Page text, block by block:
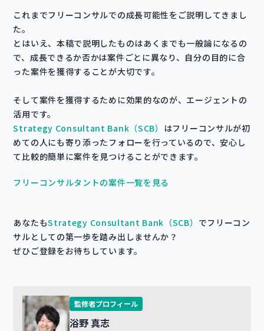
これまでフリーコンサルでの成長可能性をご説明してきまし
た。
とはいえ、本稿で説明したものはあくまでも一般論になるの
で、成長できるか否かは案件ごとに異なり、自分の目的に合
った案件を獲得することが大切です。
そして案件を獲得するために効果的なのが、エージェントの
活用です。
Strategy Consultant Bank（SCB） はフリーコンサルが初
めての人にも寄り添ったフォローを行っているので、安心し
て比較的簡単に案件を見つけることができます。
フリーコンサルタントの案件一覧を見る
あなたもStrategy Consultant Bank（SCB） でフリーコン
サルとしての第一歩を踏み出しませんか？
ぜひご登録をお待ちしています。
監修者プロフィール
浴野 真志